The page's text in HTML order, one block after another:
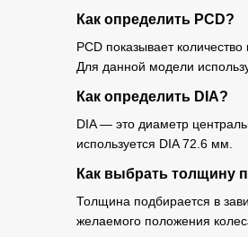
Как определить PCD?
PCD показывает
Для данной модели
Как определить DIA?
DIA — это диаметр
используется DIA 72.6 мм.
Как выбрать толщину
Толщина подбирается в
желаемого положения